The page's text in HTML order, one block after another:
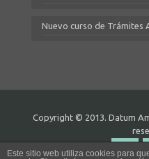
Nuevo curso de Trámites
Copyright © 2013. Datum
Este sitio web utiliza cookies para